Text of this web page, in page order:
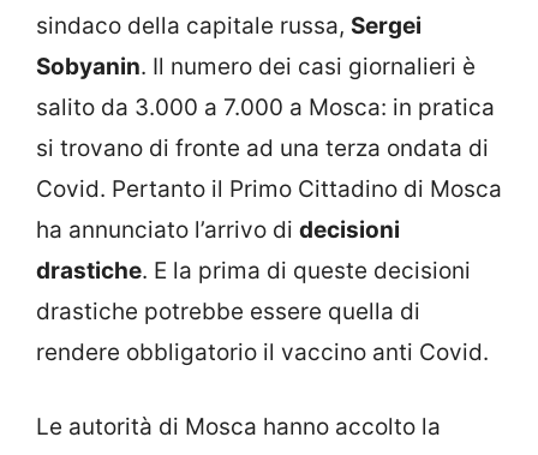
sindaco della capitale russa, Sergei
Sobyanin. Il numero dei casi giornalieri è
salito da 3.000 a 7.000 a Mosca: in pratica
si trovano di fronte ad una terza ondata di
Covid. Pertanto il Primo Cittadino di Mosca
ha annunciato l’arrivo di decisioni
drastiche. E la prima di queste decisioni
drastiche potrebbe essere quella di
rendere obbligatorio il vaccino anti Covid.
Le autorità di Mosca hanno accolto la